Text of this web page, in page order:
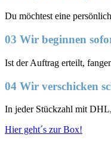
Du möchtest eine
03 Wir beginnen
Ist der Auftrag erteilt,
04 Wir verschicken
In jeder Stückzahl mit
Hier geht´s zur Box!